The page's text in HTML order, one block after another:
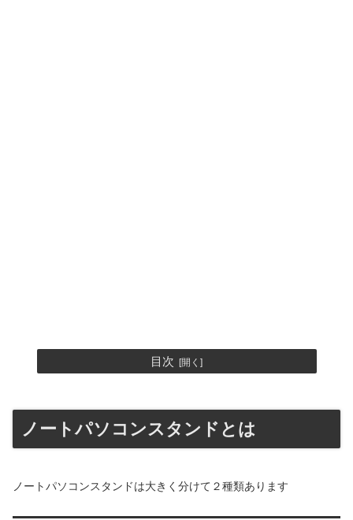
目次
ノートパソコンスタンドとは
ノートパソコンスタンドは大きく分けて２種類あります